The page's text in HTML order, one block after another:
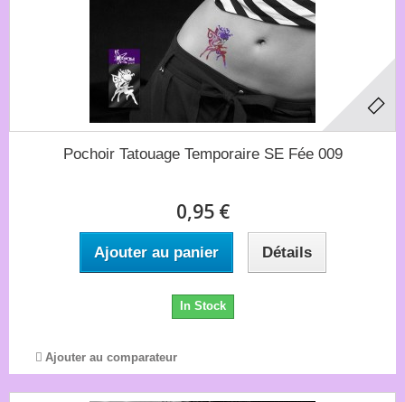
Pochoir Tatouage Temporaire SE Fée 009
0,95 €
Ajouter au panier Détails
In Stock
Ajouter au comparateur